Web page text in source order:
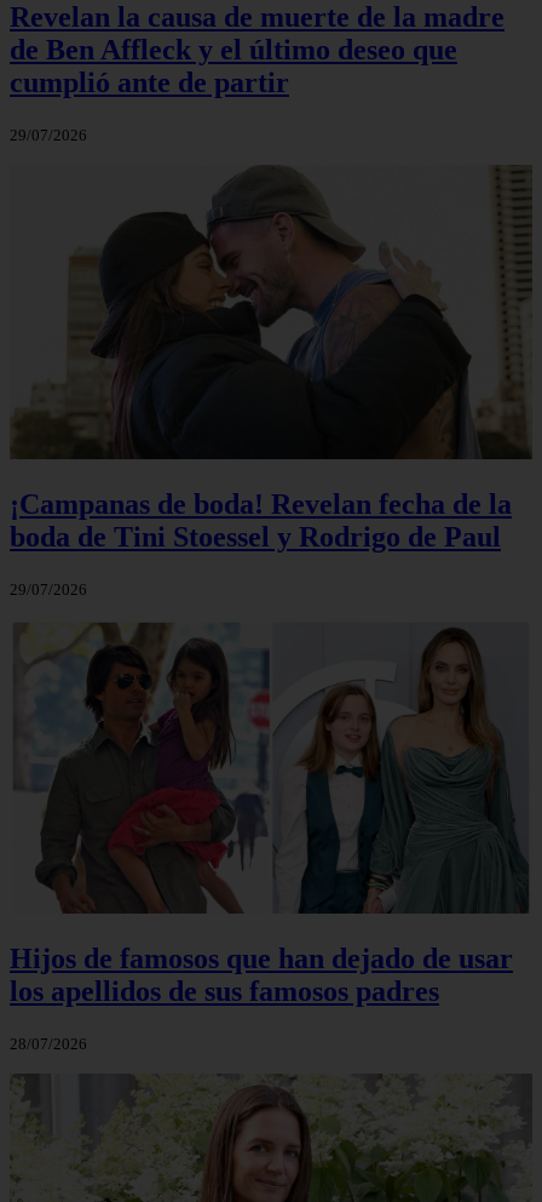
Revelan la causa de muerte de la madre
de Ben Affleck y el último deseo que
cumplió ante de partir
29/07/2026
¡Campanas de boda! Revelan fecha de la
boda de Tini Stoessel y Rodrigo de Paul
29/07/2026
Hijos de famosos que han dejado de usar
los apellidos de sus famosos padres
28/07/2026